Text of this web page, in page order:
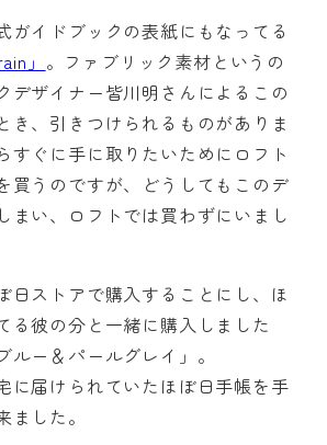
ガイドブックの表紙にもなってる
」 。ファブリック素材というの
デザイナー皆川明さんによるこの
き、引きつけられるものがありま
すぐに手に取りたいためにロフト
買うのですが、どうしてもこのデ
まい、ロフトでは買わずにいまし
日ストアで購入することにし、ほ
る彼の分と一緒に購入しました
ルー＆パールグレイ」。
に届けられていたほぼ日手帳を手
した。